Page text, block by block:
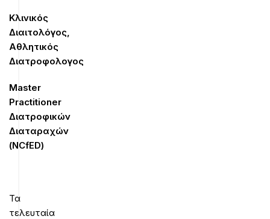
Κλινικός
Διαιτολόγος,
Αθλητικός
Διατροφολογος
Master
Practitioner
Διατροφικών
Διαταραχών
(NCfED)
Τα
τελευταία